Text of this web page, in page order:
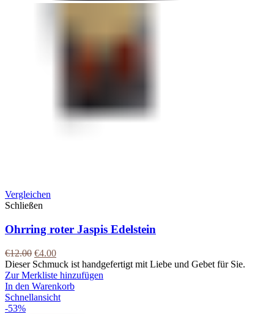
Vergleichen
Schließen
Ohrring roter Jaspis Edelstein
€12.00 €4.00
Dieser Schmuck ist handgefertigt mit Liebe und Gebet für Sie.
Zur Merkliste hinzufügen
In den Warenkorb
Schnellansicht
-53%